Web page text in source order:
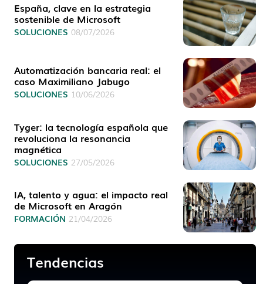
España, clave en la estrategia
sostenible de Microsoft
SOLUCIONES 08/07/2026
Automatización bancaria real: el
caso Maximiliano Jabugo
SOLUCIONES 10/06/2026
Tyger: la tecnología española que
revoluciona la resonancia
magnética
SOLUCIONES 27/05/2026
IA, talento y agua: el impacto real
de Microsoft en Aragón
FORMACIÓN 21/04/2026
Tendencias